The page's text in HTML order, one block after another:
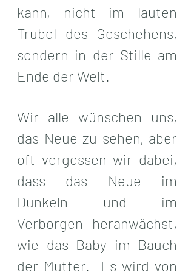
kann, nicht im lauten
Trubel des Geschehens,
sondern in der Stille am
Ende der Welt.
Wir alle wünschen uns,
das Neue zu sehen, aber
oft vergessen wir dabei,
dass das Neue im
Dunkeln und im
Verborgen heranwächst,
wie das Baby im Bauch
der Mutter.  Es wird von